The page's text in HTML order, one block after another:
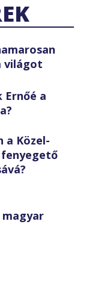
világot
Ernőé a
a Közel-
magyar